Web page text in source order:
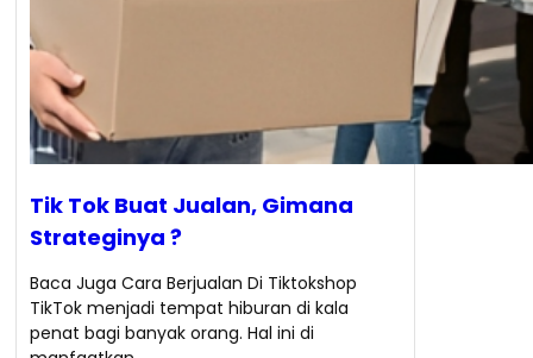
Tik Tok Buat Jualan, Gimana
Strateginya ?
Baca Juga Cara Berjualan Di Tiktokshop
TikTok menjadi tempat hiburan di kala
penat bagi banyak orang. Hal ini di